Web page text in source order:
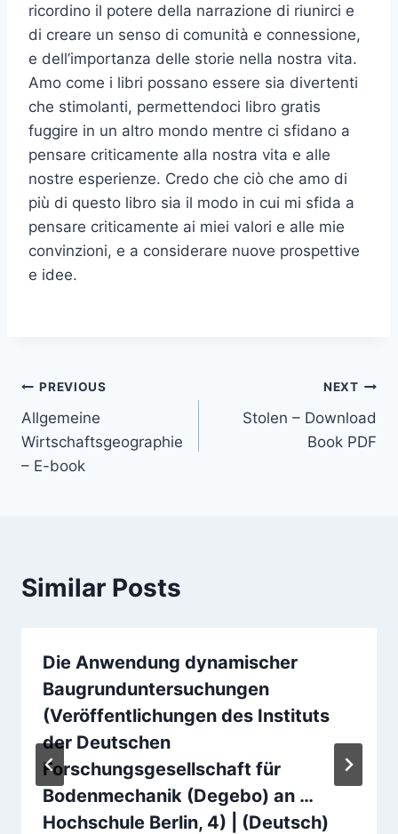
ricordino il potere della narrazione di riunirci e
di creare un senso di comunità e connessione,
e dell’importanza delle storie nella nostra vita.
Amo come i libri possano essere sia divertenti
che stimolanti, permettendoci libro gratis
fuggire in un altro mondo mentre ci sfidano a
pensare criticamente alla nostra vita e alle
nostre esperienze. Credo che ciò che amo di
più di questo libro sia il modo in cui mi sfida a
pensare criticamente ai miei valori e alle mie
convinzioni, e a considerare nuove prospettive
e idee.
PREVIOUS
Allgemeine
Wirtschaftsgeographie
– E-book
NEXT
Stolen – Download
Book PDF
Similar Posts
Die Anwendung dynamischer
Baugrunduntersuchungen
(Veröffentlichungen des Instituts
der Deutschen
Forschungsgesellschaft für
Bodenmechanik (Degebo) an …
Hochschule Berlin, 4) | (Deutsch)